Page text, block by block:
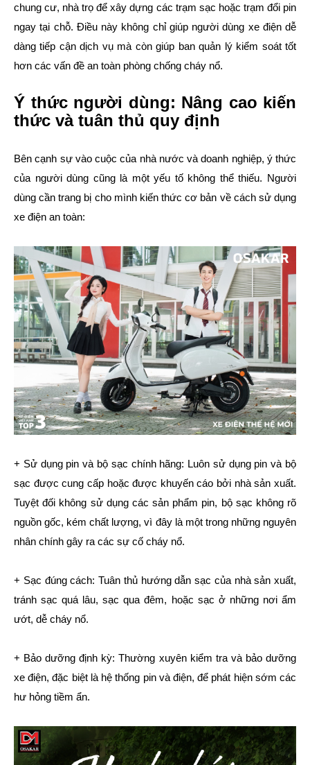
chung cư, nhà trọ để xây dựng các trạm sạc hoặc trạm đổi pin
ngay tại chỗ. Điều này không chỉ giúp người dùng xe điện dễ
dàng tiếp cận dịch vụ mà còn giúp ban quản lý kiểm soát tốt
hơn các vấn đề an toàn phòng chống cháy nổ.
Ý thức người dùng: Nâng cao kiến
thức và tuân thủ quy định
Bên cạnh sự vào cuộc của nhà nước và doanh nghiệp, ý thức
của người dùng cũng là một yếu tố không thể thiếu. Người
dùng cần trang bị cho mình kiến thức cơ bản về cách sử dụng
xe điện an toàn:
+ Sử dụng pin và bộ sạc chính hãng: Luôn sử dụng pin và bộ
sạc được cung cấp hoặc được khuyến cáo bởi nhà sản xuất.
Tuyệt đối không sử dụng các sản phẩm pin, bộ sạc không rõ
nguồn gốc, kém chất lượng, vì đây là một trong những nguyên
nhân chính gây ra các sự cố cháy nổ.
+ Sạc đúng cách: Tuân thủ hướng dẫn sạc của nhà sản xuất,
tránh sạc quá lâu, sạc qua đêm, hoặc sạc ở những nơi ẩm
ướt, dễ cháy nổ.
+ Bảo dưỡng định kỳ: Thường xuyên kiểm tra và bảo dưỡng
xe điện, đặc biệt là hệ thống pin và điện, để phát hiện sớm các
hư hỏng tiềm ẩn.